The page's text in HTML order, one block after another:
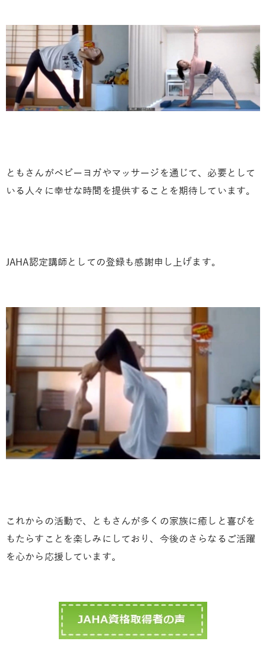
ともさんがベビーヨガやマッサージを通じて、必要として
いる人々に幸せな時間を提供することを期待しています。
JAHA認定講師としての登録も感謝申し上げます。
これからの活動で、ともさんが多くの家族に癒しと喜びを
もたらすことを楽しみにしており、今後のさらなるご活躍
を心から応援しています。